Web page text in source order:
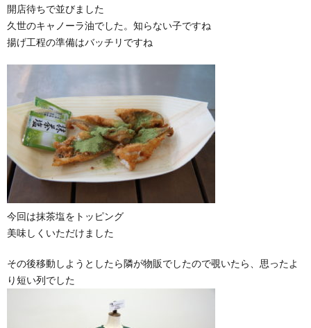
開店待ちで並びました
久世のキャノーラ油でした。知らない子ですね
揚げ工程の準備はバッチリですね
今回は抹茶塩をトッピング
美味しくいただけました
その後移動しようとしたら隣が物販でしたので覗いたら、思ったよ
り短い列でした